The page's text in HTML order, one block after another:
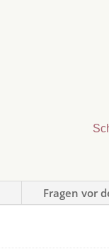
Fragen vor